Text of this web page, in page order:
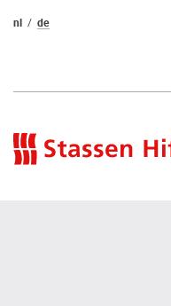
nl
de